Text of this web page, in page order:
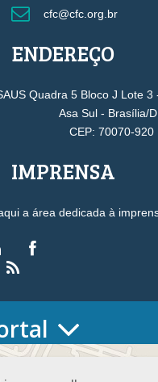
cfc@cfc.org.br
ENDEREÇO
Quadra 5 Bloco J Lote 3
Asa Sul - Brasília/
CEP: 70070-920
IMPRENSA
a área dedicada à